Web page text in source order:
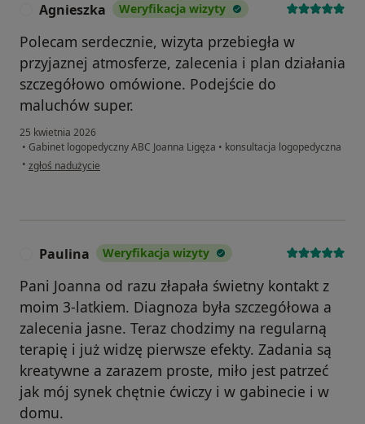
Agnieszka Weryfikacja wizyty
Polecam serdecznie, wizyta przebiegła w
przyjaznej atmosferze, zalecenia i plan działania
szczegółowo omówione. Podejście do
maluchów super.
25 kwietnia 2026
• Gabinet logopedyczny ABC Joanna Ligęza • konsultacja logopedyczna
• w opinii użytkownika Agnieszka
zgłoś nadużycie
Paulina Weryfikacja wizyty
Pani Joanna od razu złapała świetny kontakt z
moim 3-latkiem. Diagnoza była szczegółowa a
zalecenia jasne. Teraz chodzimy na regularną
terapię i już widzę pierwsze efekty. Zadania są
kreatywne a zarazem proste, miło jest patrzeć
jak mój synek chętnie ćwiczy i w gabinecie i w
domu.